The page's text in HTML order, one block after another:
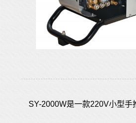
SY-2000W是一款220V小型手